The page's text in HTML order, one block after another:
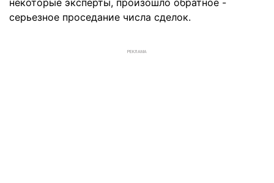
некоторые эксперты, произошло обратное -
серьезное проседание числа сделок.
РЕКЛАМА